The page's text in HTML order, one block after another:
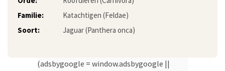
Familie:
Katachtigen (Feldae)
Soort:
Jaguar (Panthera onca)
(adsbygoogle = window.adsbygoogle ||